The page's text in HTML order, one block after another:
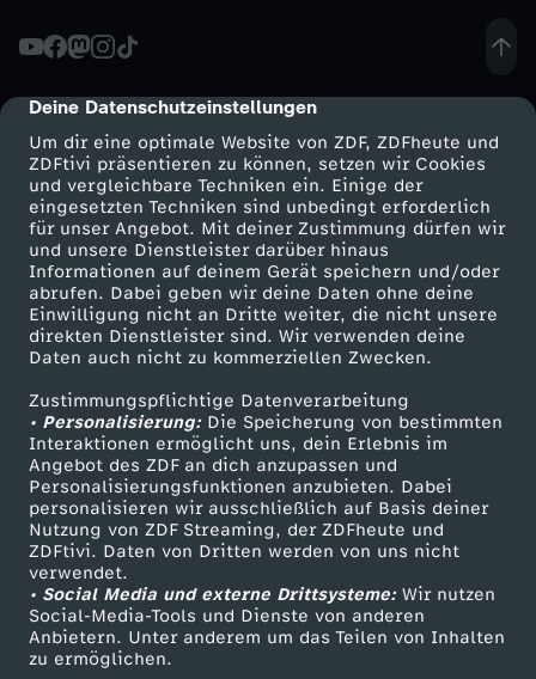
cmp-dialog-description
Deine Datenschutzeinstellungen
Um dir eine optimale Website von ZDF, ZDFheute und
ZDFtivi präsentieren zu können, setzen wir Cookies
und vergleichbare Techniken ein. Einige der
eingesetzten Techniken sind unbedingt erforderlich
für unser Angebot. Mit deiner Zustimmung dürfen wir
und unsere Dienstleister darüber hinaus
Informationen auf deinem Gerät speichern und/oder
abrufen. Dabei geben wir deine Daten ohne deine
Einwilligung nicht an Dritte weiter, die nicht unsere
direkten Dienstleister sind. Wir verwenden deine
Daten auch nicht zu kommerziellen Zwecken.
Zustimmungspflichtige Datenverarbeitung
• Personalisierung:Die Speicherung von bestimmten
Interaktionen ermöglicht uns, dein Erlebnis im
Angebot des ZDF an dich anzupassen und
Personalisierungsfunktionen anzubieten. Dabei
personalisieren wir ausschließlich auf Basis deiner
Nutzung von ZDF Streaming, der ZDFheute und
ZDFtivi. Daten von Dritten werden von uns nicht
verwendet.
• Social Media und externe Drittsysteme:Wir nutzen
Social-Media-Tools und Dienste von anderen
Anbietern. Unter anderem um das Teilen von Inhalten
zu ermöglichen.
s
r
u
n
g
d
e
s
D
e
n
Mehr ZDF
ZDF-Apps
Smart TV
ZDFtext
Livestreams
Sendungen A-Z
TV-Programm
Service
ZDFmitreden
Kontakt zum ZDF
Tickets
Zuschauerservice
Hilfe
ZDF Unternehmen
Karriere